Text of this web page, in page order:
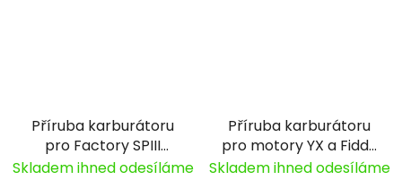
Příruba karburátoru
pro Factory SPIII
pitbike YCF
Skladem ihned odesíláme
Příruba karburátoru
pro motory YX a Fiddy
pitbike YCF
Skladem ihned odesíláme